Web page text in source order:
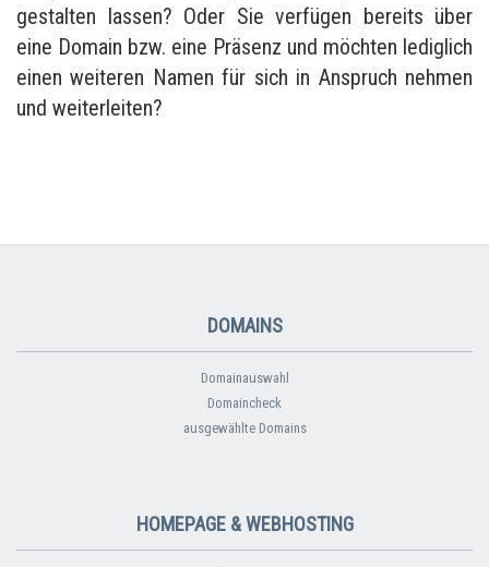
gestalten lassen? Oder Sie verfügen bereits über
eine Domain bzw. eine Präsenz und möchten lediglich
einen weiteren Namen für sich in Anspruch nehmen
und weiterleiten?
DOMAINS
Domainauswahl
Domaincheck
ausgewählte Domains
HOMEPAGE & WEBHOSTING